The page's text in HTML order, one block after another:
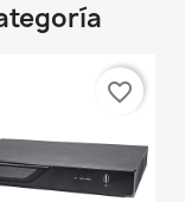
favorite_border